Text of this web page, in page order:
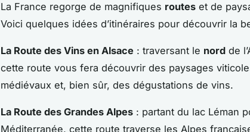
La France regorge de magnifiques routes et de
Voici quelques idées d’itinéraires pour découvrir la
La Route des Vins en Alsace : traversant le nord de
cette route vous fera découvrir des paysages
médiévaux et, bien sûr, des dégustations de vins.
La Route des Grandes Alpes : partant du lac Léman
Méditerranée, cette route traverse les Alpes